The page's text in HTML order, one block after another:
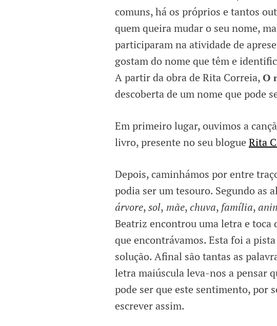
comuns, há os próprios e tantos
quem queira mudar o seu nome,
participaram na atividade de
gostam do nome que têm e
A partir da obra de Rita Correia, O
descoberta de um nome que pode
Em primeiro lugar, ouvimos a
livro, presente no seu blogue Rita
Depois, caminhámos por entre
podia ser um tesouro. Segundo as
árvore,sol, mãe,chuva, família,
Beatriz encontrou uma letra e toca
que encontrávamos. Esta foi a
solução. Afinal são tantas as
letra maiúscula leva-nos a pensar
pode ser que este sentimento, por
escrever assim.